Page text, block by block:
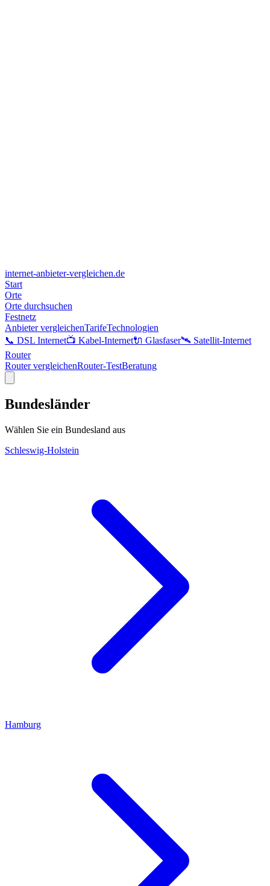
internet-anbieter-vergleichen.de
Start
Orte
Orte durchsuchen
Festnetz
Anbieter vergleichenTarifeTechnologien
📞 DSL Internet📺 Kabel-Internet🔌 Glasfaser🛰️ Satellit-Internet
Router
Router vergleichenRouter-TestBeratung
Bundesländer
Wählen Sie ein Bundesland aus
Schleswig-Holstein
Hamburg